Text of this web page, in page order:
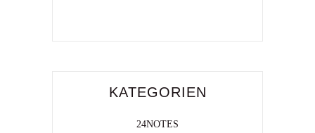
KATEGORIEN
24NOTES